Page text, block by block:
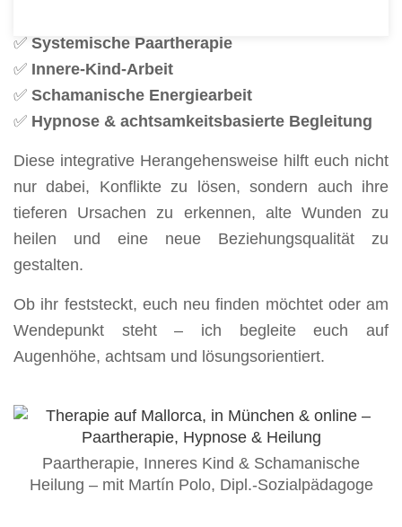
✅ Systemische Paartherapie
✅ Innere-Kind-Arbeit
✅ Schamanische Energiearbeit
✅ Hypnose & achtsamkeitsbasierte Begleitung
Diese integrative Herangehensweise hilft euch nicht
nur dabei, Konflikte zu lösen, sondern auch ihre
tieferen Ursachen zu erkennen, alte Wunden zu
heilen und eine neue Beziehungsqualität zu
gestalten.
Ob ihr feststeckt, euch neu finden möchtet oder am
Wendepunkt steht – ich begleite euch auf
Augenhöhe, achtsam und lösungsorientiert.
Paartherapie, Inneres Kind & Schamanische
Heilung – mit Martín Polo, Dipl.-Sozialpädagoge